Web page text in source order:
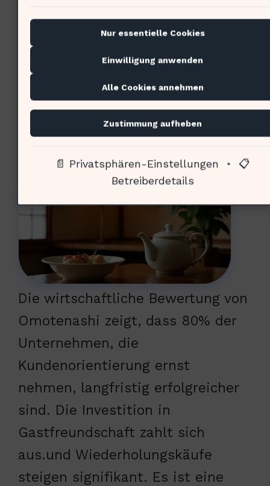
Ökonomen lautet: Wie wird diese
Philosophie wirtschaftlich
bewertet?
Wirtschaftliche Aspekte von
Die wirtschaftliche Bewertung von
Omotenashi zeigt, dass 80% der
Unternehmen, die
Kundenorientierung ernst
nehmen, langfristig erfolgreicher
sind. Die Investition in
Gastfreundschaft zahlt sich
aus.und Wiederholungskäufe
steigen signifikant. Es ist eine
Nur essentielle Cookies
Einwilligung anwenden
Alle Cookies annehmen
Zustimmung aufheben
📄 Privatsphären-Einstellungen • 📋
Betreiberdetails